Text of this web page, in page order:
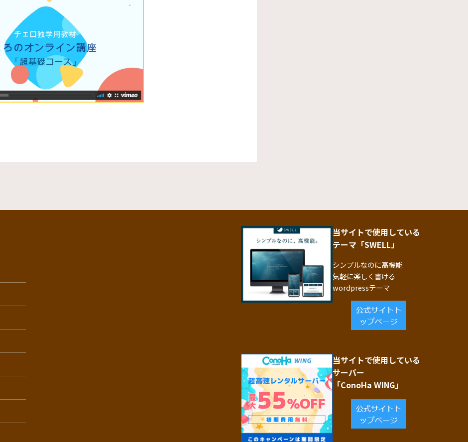
当サイトで使用している
テーマ「SWELL」
シンプルなのに高機能
気軽に楽しく書ける
wordpressテーマ
当サイトで使用している
サーバー
「ConoHa WING」